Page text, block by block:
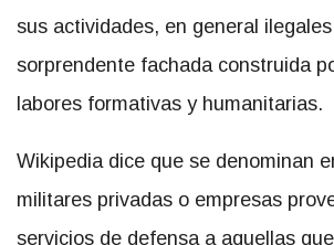
sus actividades, en general
sorprendente fachada construida
labores formativas y humanitarias.
Wikipedia dice que se denominan
militares privadas o empresas
servicios de defensa a aquellas